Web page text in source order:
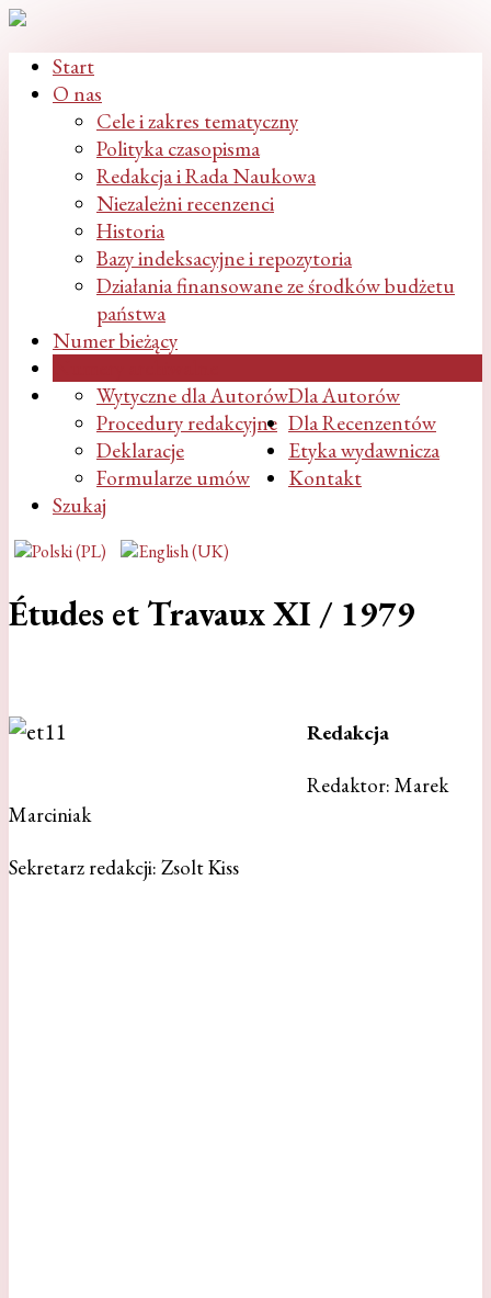
Start
O nas
Cele i zakres tematyczny
Polityka czasopisma
Redakcja i Rada Naukowa
Niezależni recenzenci
Historia
Bazy indeksacyjne i repozytoria
Działania finansowane ze środków budżetu
państwa
Numer bieżący
Dla Autorów
Wytyczne dla Autorów
Procedury redakcyjne
Deklaracje
Formularze umów
Dla Recenzentów
Etyka wydawnicza
Kontakt
Szukaj
Études et Travaux XI / 1979
Redakcja
Redaktor: Marek
Marciniak
Sekretarz redakcji: Zsolt Kiss